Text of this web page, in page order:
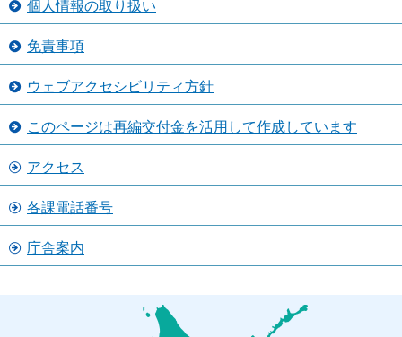
個人情報の取り扱い
免責事項
ウェブアクセシビリティ方針
このページは再編交付金を活用して作成しています
アクセス
各課電話番号
庁舎案内